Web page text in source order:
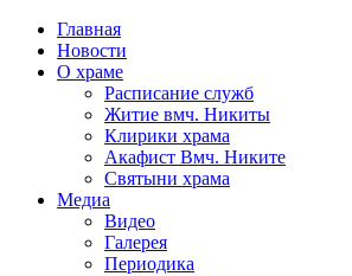
Главная
Новости
О храме
Расписание служб
Житие вмч. Никиты
Клирики храма
Акафист Вмч. Никите
Святыни храма
Медиа
Видео
Галерея
Периодика